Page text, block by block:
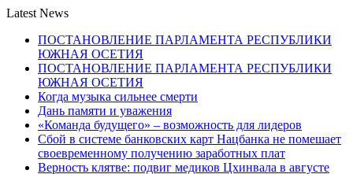
Latest News
ПОСТАНОВЛЕНИЕ ПАРЛАМЕНТА РЕСПУБЛИКИ
ЮЖНАЯ ОСЕТИЯ
ПОСТАНОВЛЕНИЕ ПАРЛАМЕНТА РЕСПУБЛИКИ
ЮЖНАЯ ОСЕТИЯ
Когда музыка сильнее смерти
Дань памяти и уважения
«Команда будущего» – возможность для лидеров
Сбой в системе банковских карт Нацбанка не помешает
своевременному получению заработных плат
Верность клятве: подвиг медиков Цхинвала в августе